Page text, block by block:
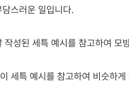
스러운 일입니다.
성된 세특 예시를 참고하여 모
세특 예시를 참고하여 비슷하